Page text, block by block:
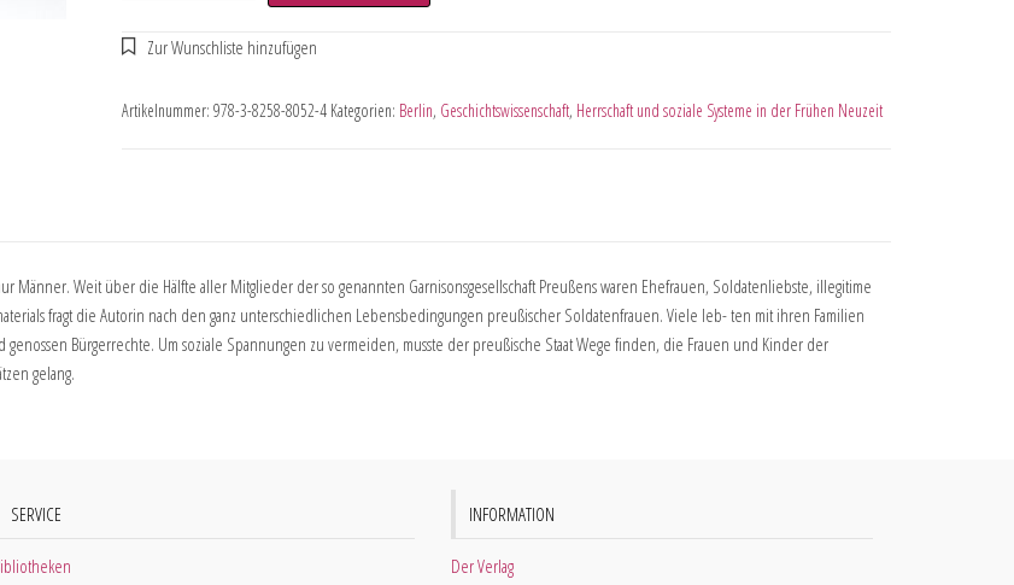
Artikelnummer: 978-3-8258-8052-4 Kategorien: Berlin, Geschichtswissenschaft, Herrschaft und soziale Systeme in der Frühen Neuzeit
Männer. Weit über die Hälfte aller Mitglieder der so genannten Garnisonsgesellschaft Preußens waren Ehefrauen, Soldatenliebste, illegitime
fragt die Autorin nach den ganz unterschiedlichen Lebensbedingungen preußischer Soldatenfrauen. Viele leb- ten mit ihren Familien
Bürgerrechte. Um soziale Spannungen zu vermeiden, musste der preußische Staat Wege finden, die Frauen und Kinder der
gelang.
SERVICE INFORMATION
Der Verlag